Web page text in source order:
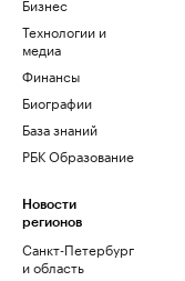
Технологии и
медиа
Финансы
Биографии
База знаний
РБК Образование
Новости
регионов
Санкт-Петербург
и область